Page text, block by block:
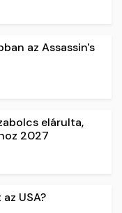
az Assassin's
elárulta,
2027
USA?